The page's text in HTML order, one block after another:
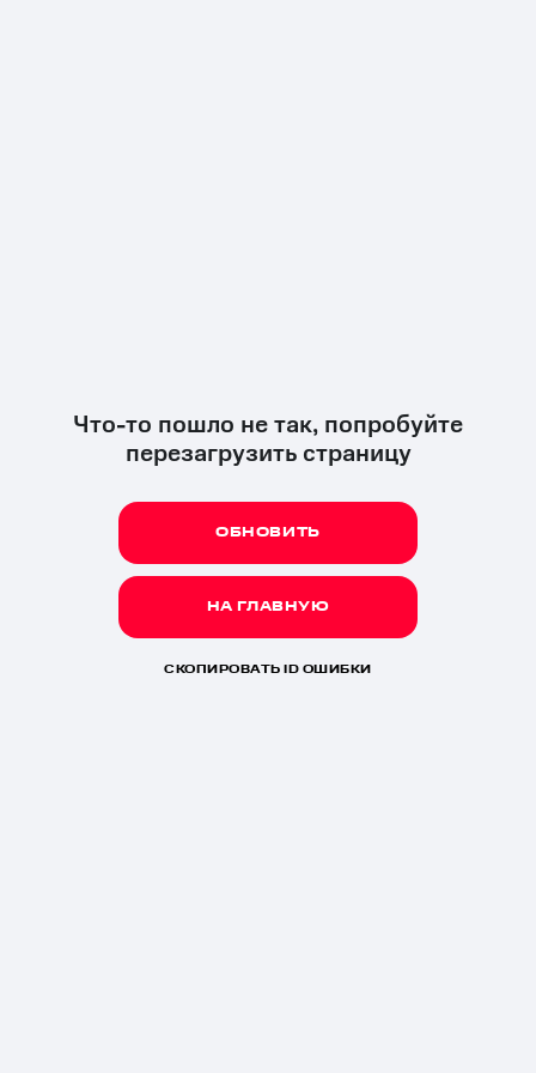
Что-то пошло не так, попробуйте
перезагрузить страницу
ОБНОВИТЬ
НА ГЛАВНУЮ
СКОПИРОВАТЬ ID ОШИБКИ